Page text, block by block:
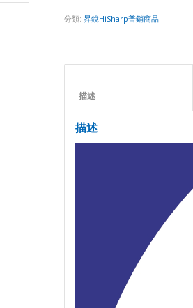
分類:昇銳HiSharp普銷商品
描述